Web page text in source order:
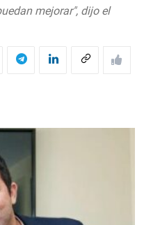
mejorar", dijo el